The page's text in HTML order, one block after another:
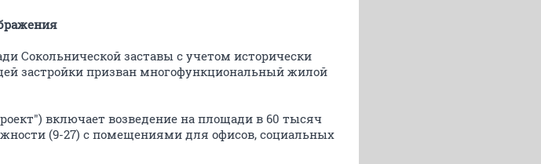
Сокольнической заставы с учетом исторически
застройки призван многофункциональный жилой
включает возведение на площади в 60 тысяч
(9-27) с помещениями для офисов, социальных